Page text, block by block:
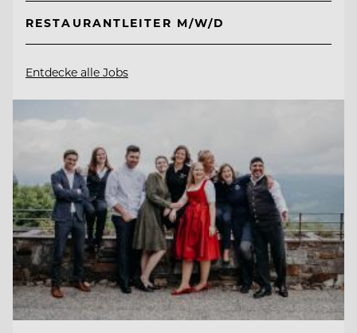
RESTAURANTLEITER M/W/D
Entdecke alle Jobs